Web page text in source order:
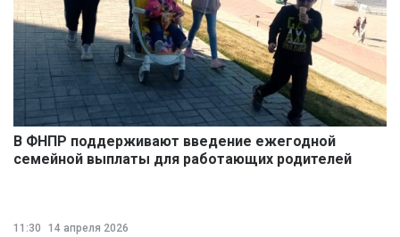
В ФНПР поддерживают введение ежегодной
семейной выплаты для работающих родителей
11:30
14 апреля 2026